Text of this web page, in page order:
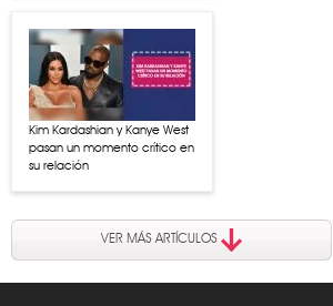
Kim Kardashian y Kanye West
pasan un momento crítico en
su relación
VER MÁS ARTÍCULOS